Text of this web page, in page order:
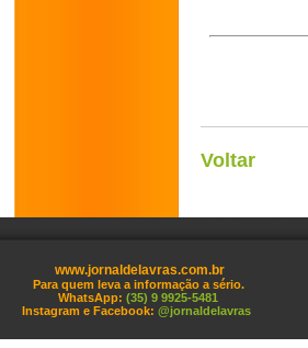
Voltar
www.jornaldelavras.com.br
Para quem leva a informação a sério.
WhatsApp: (35) 9 9925-5481
Instagram e Facebook: @jornaldelavras